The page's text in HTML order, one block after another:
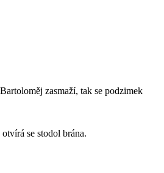
zasmaží, tak se podzimek
se stodol brána.